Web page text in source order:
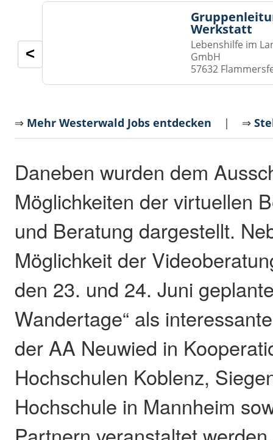
Werkstatt
Lebenshilfe im
GmbH
57632
<
⇒ Mehr Westerwald Jobs entdecken | ⇒
Daneben wurden dem
Möglichkeiten der virtuellen
und Beratung dargestellt.
Möglichkeit der
den 23. und 24. Juni
Wandertage“ als
der AA Neuwied in
Hochschulen Koblenz,
Hochschule in Mannheim